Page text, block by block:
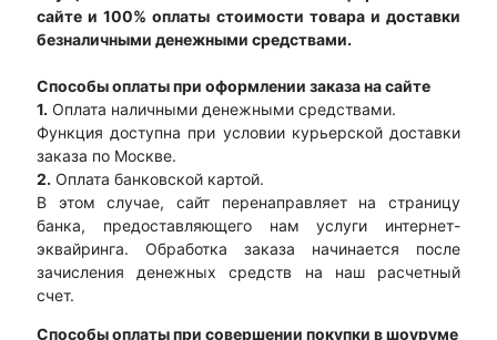
сайте и 100% оплаты стоимости товара и доставки
безналичными денежными средствами.
Способы оплаты при оформлении заказа на сайте
1. Оплата наличными денежными средствами.
Функция доступна при условии курьерской доставки
заказа по Москве.
2. Оплата банковской картой.
В этом случае, сайт перенаправляет на страницу
банка, предоставляющего нам услуги интернет-
эквайринга. Обработка заказа начинается после
зачисления денежных средств на наш расчетный
счет.
Способы оплаты при совершении покупки в шоуруме